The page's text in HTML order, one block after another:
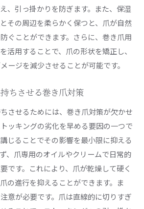
、引っ掛かりを防ぎます。また、保湿
その周辺を柔らかく保つと、爪が自然
ぐことができます。さらに、巻き爪用
活用することで、爪の形状を矯正し、
ージを減少させることが可能です。
ちさせる巻き爪対策
させるためには、巻き爪対策が欠かせ
ッキングの劣化を早める要因の一つで
じることでその影響を最小限に抑える
、爪専用のオイルやクリームで日常的
です。これにより、爪が乾燥して硬く
の進行を抑えることができます。ま
意が必要です。爪は直線的に切りすぎ